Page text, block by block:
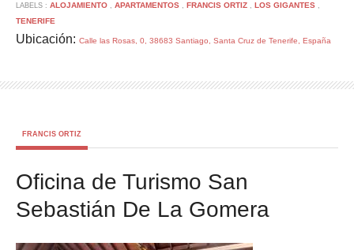
LABELS : ALOJAMIENTO , APARTAMENTOS , FRANCIS ORTIZ , LOS GIGANTES ,
TENERIFE
Ubicación: Calle las Rosas, 0, 38683 Santiago, Santa Cruz de Tenerife, España
FRANCIS ORTIZ
Oficina de Turismo San
Sebastián De La Gomera